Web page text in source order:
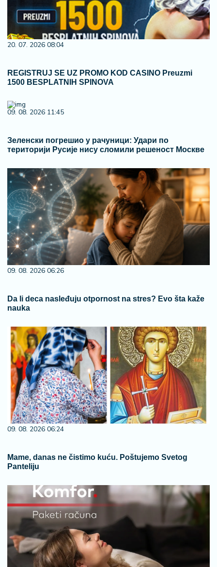
20. 07. 2026 08:04
REGISTRUJ SE UZ PROMO KOD CASINO Preuzmi
1500 BESPLATNIH SPINOVA
09. 08. 2026 11:45
Зеленски погрешио у рачуници: Удари по
територији Русије нису сломили решеност Москве
09. 08. 2026 06:26
Da li deca nasleđuju otpornost na stres? Evo šta kaže
nauka
09. 08. 2026 06:24
Mame, danas ne čistimo kuću. Poštujemo Svetog
Panteliju